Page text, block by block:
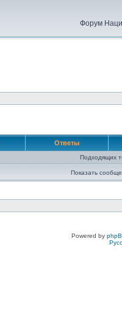
Форум
Ответы
Подходящих
Показать
Powered by